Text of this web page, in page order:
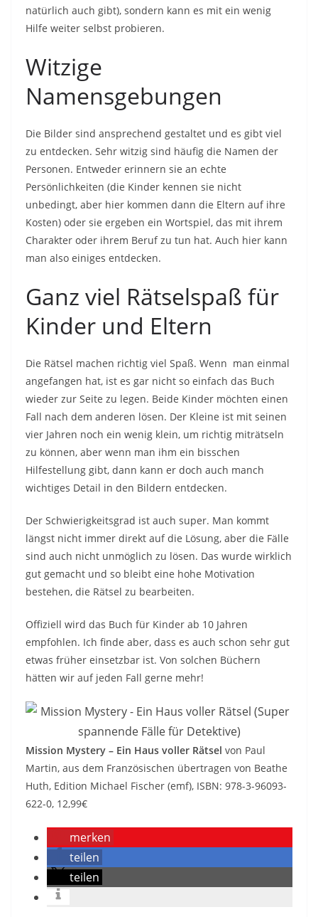
natürlich auch gibt), sondern kann es mit ein wenig
Hilfe weiter selbst probieren.
Witzige
Namensgebungen
Die Bilder sind ansprechend gestaltet und es gibt viel
zu entdecken. Sehr witzig sind häufig die Namen der
Personen. Entweder erinnern sie an echte
Persönlichkeiten (die Kinder kennen sie nicht
unbedingt, aber hier kommen dann die Eltern auf ihre
Kosten) oder sie ergeben ein Wortspiel, das mit ihrem
Charakter oder ihrem Beruf zu tun hat. Auch hier kann
man also einiges entdecken.
Ganz viel Rätselspaß für
Kinder und Eltern
Die Rätsel machen richtig viel Spaß. Wenn man einmal
angefangen hat, ist es gar nicht so einfach das Buch
wieder zur Seite zu legen. Beide Kinder möchten einen
Fall nach dem anderen lösen. Der Kleine ist mit seinen
vier Jahren noch ein wenig klein, um richtig miträtseln
zu können, aber wenn man ihm ein bisschen
Hilfestellung gibt, dann kann er doch auch manch
wichtiges Detail in den Bildern entdecken.
Der Schwierigkeitsgrad ist auch super. Man kommt
längst nicht immer direkt auf die Lösung, aber die Fälle
sind auch nicht unmöglich zu lösen. Das wurde wirklich
gut gemacht und so bleibt eine hohe Motivation
bestehen, die Rätsel zu bearbeiten.
Offiziell wird das Buch für Kinder ab 10 Jahren
empfohlen. Ich finde aber, dass es auch schon sehr gut
etwas früher einsetzbar ist. Von solchen Büchern
hätten wir auf jeden Fall gerne mehr!
Mission Mystery – Ein Haus voller Rätsel von Paul
Martin, aus dem Französischen übertragen von Beathe
Huth, Edition Michael Fischer (emf), ISBN: 978-3-96093-
622-0, 12,99€
merken
teilen
teilen